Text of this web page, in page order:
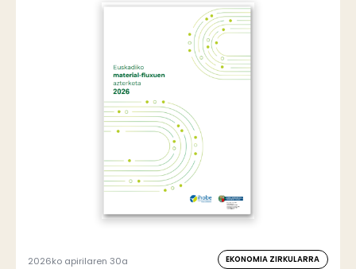
2026ko apirilaren 30a EKONOMIA ZIRKULARRA